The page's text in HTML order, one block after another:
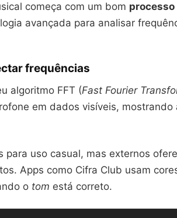
começa com um bom
avançada para analisar
frequências
algoritmo FFT (Fast Fourier
em dados visíveis, mostrando
para uso casual, mas externos
Apps como Cifra Club usam
o tom está correto.